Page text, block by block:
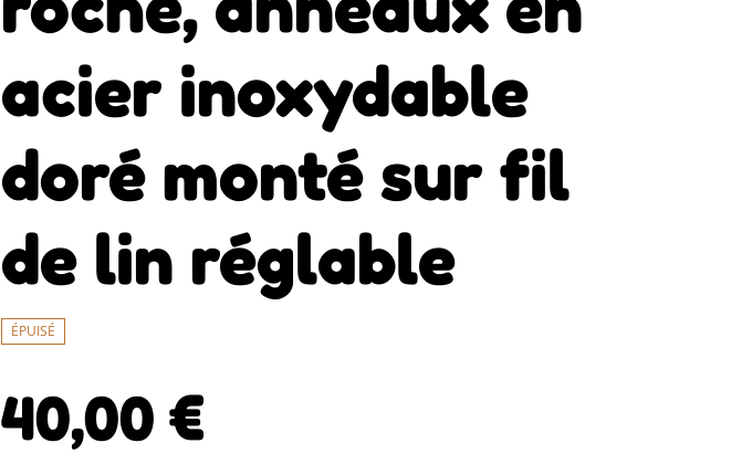
acier inoxydable
doré monté sur fil
de lin réglable
ÉPUISÉ
40,00 €